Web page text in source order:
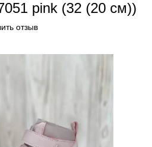
pink (32 (20 см))
отзыв